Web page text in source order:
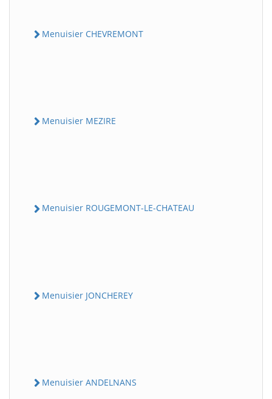
Menuisier CHEVREMONT
Menuisier MEZIRE
Menuisier ROUGEMONT-LE-CHATEAU
Menuisier JONCHEREY
Menuisier ANDELNANS